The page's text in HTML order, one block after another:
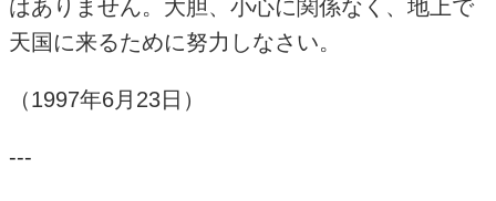
はありません。大胆、小心に関係なく、地上で
天国に来るために努力しなさい。
（1997年6月 23日）
---